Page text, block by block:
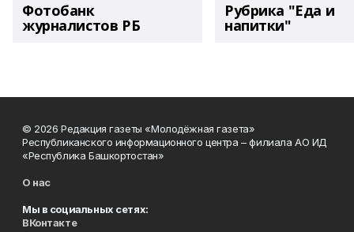
Фотобанк
журналистов РБ
Рубрика "Еда и
напитки"
© 2026 Редакция газеты «Молодёжная газета»
Республиканского информационного центра – филиала АО ИД
«Республика Башкортостан»
О нас
Мы в социальных сетях:
ВКонтакте